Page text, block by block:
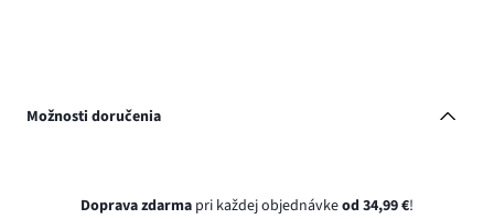
Možnosti doručenia
Doprava zdarma pri každej objednávkeod 34,99 €!